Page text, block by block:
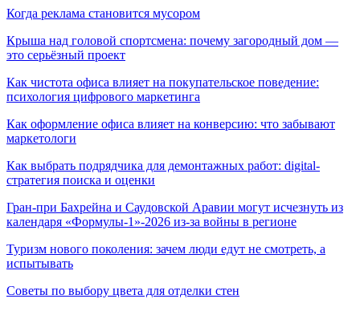
Когда реклама становится мусором
Крыша над головой спортсмена: почему загородный дом —
это серьёзный проект
Как чистота офиса влияет на покупательское поведение:
психология цифрового маркетинга
Как оформление офиса влияет на конверсию: что забывают
маркетологи
Как выбрать подрядчика для демонтажных работ: digital-
стратегия поиска и оценки
Гран-при Бахрейна и Саудовской Аравии могут исчезнуть из
календаря «Формулы-1»-2026 из-за войны в регионе
Туризм нового поколения: зачем люди едут не смотреть, а
испытывать
Советы по выбору цвета для отделки стен